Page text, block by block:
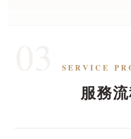
SERVICE
服務